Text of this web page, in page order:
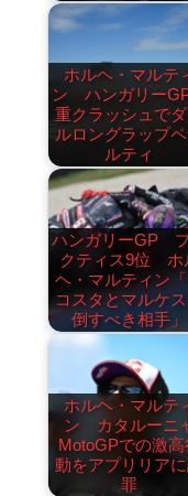
ホルヘ・マルテ
ン ハンガリー
重クラッシュで
ルロングラップ
ルティ
ハンガリーGP
クティス9位 ホ
ヘ・マルティン
コスタとマルケ
倒すべき相手」
ホルヘ・マルテ
ン カタルーニ
MotoGPでの激高
動をアプリリア
罪